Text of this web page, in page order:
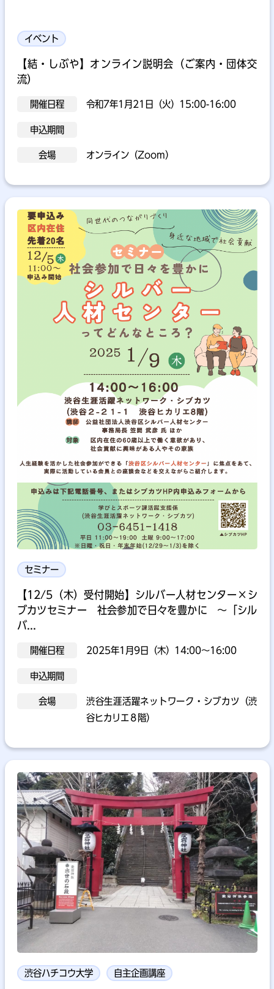
イベント
【結・しぶや】オンライン説明会（ご案内・団体交
流）
開催日程 令和7年1月21日（火）15:00-16:00
申込期間
会場 オンライン（Zoom）
セミナー
【12/5（木）受付開始】シルバー人材センター×シ
ブカツセミナー 社会参加で日々を豊かに ～「シル
バ...
開催日程 2025年1月9日（木）14:00～16:00
申込期間
会場
渋谷生涯活躍ネットワーク・シブカツ（渋
谷ヒカリエ８階）
渋谷ハチコウ大学 自主企画講座